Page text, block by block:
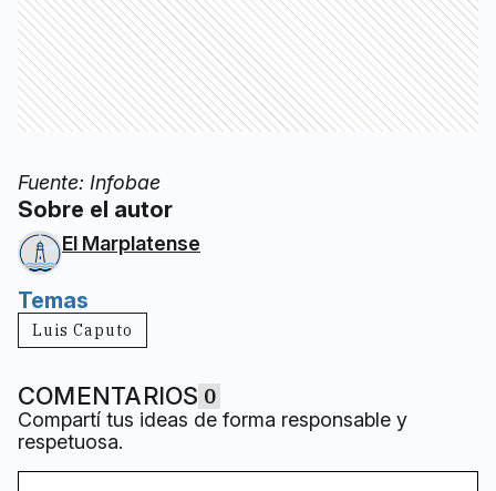
Fuente: Infobae
Sobre el autor
El Marplatense
Temas
Luis Caputo
COMENTARIOS 0
Compartí tus ideas de forma responsable y
respetuosa.